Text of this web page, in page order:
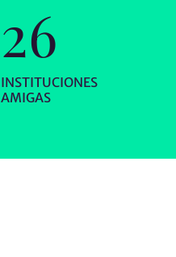
26
INSTITUCIONES
AMIGAS